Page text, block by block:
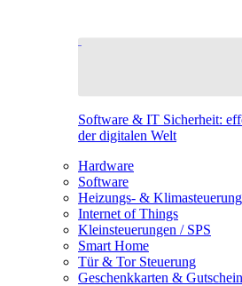
Software & IT Sicherheit:
der digitalen Welt
Hardware
Software
Heizungs- & Klimasteuerung
Internet of Things
Kleinsteuerungen / SPS
Smart Home
Tür & Tor Steuerung
Geschenkkarten &